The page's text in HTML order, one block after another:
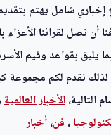
إخباري شامل يهتم
أن نصل لقرائنا الأعزاء
يليق بقواعد وقيم
لذلك نقدم لكم مجموعة
التالية،الأخبار العالمية
،فن،أخبار